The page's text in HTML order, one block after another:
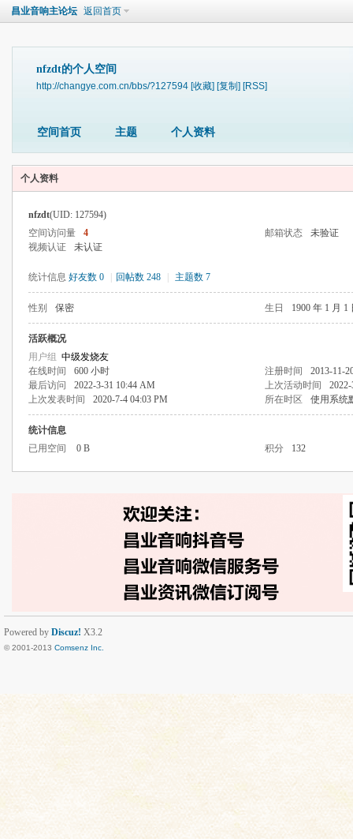
昌业音响主论坛 返回首页
nfzdt的个人空间
http://changye.com.cn/bbs/?127594 [收藏] [复制] [RSS]
空间首页 主题 个人资料
个人资料
nfzdt(UID: 127594)
空间访问量
4 邮箱状态
未验证
视频认证
未认证
统计信息 好友数 0 回帖数 248 主题数 7
性别 保密 生日 1900 年 1 月 1
活跃概况
用户组 中级发烧友
在线时间
600 小时 注册时间
2013-11-
最后访问
2022-3-31 10:44 AM 上次活动时间
上次发表时间
2020-7-4 04:03 PM 所在时区 使用系统
统计信息
已用空间
0 B 积分 132
Powered by Discuz! X3.2
© 2001-2013 Comsenz Inc.